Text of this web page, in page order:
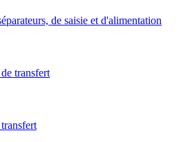
de saisie et d'alimentation
transfert